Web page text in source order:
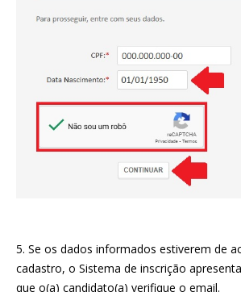
5. Se os dados informados estiverem de
cadastro, o Sistema de inscrição
que o(a) candidato(a) verifique o email.